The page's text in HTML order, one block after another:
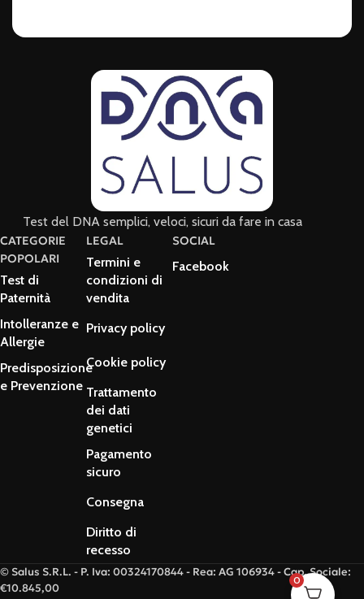
Test del DNA semplici, veloci, sicuri da fare in casa
CATEGORIE
POPOLARI
Test di
Paternità
Intolleranze e
Allergie
Predisposizione
e Prevenzione
LEGAL
Termini e
condizioni di
vendita
Privacy policy
Cookie policy
Trattamento
dei dati
genetici
Pagamento
sicuro
Consegna
Diritto di
recesso
SOCIAL
Facebook
© Salus S.R.L. - P. Iva: 00324170844 - Rea: AG 106934 - Cap. Sociale:
€10.845,00
0